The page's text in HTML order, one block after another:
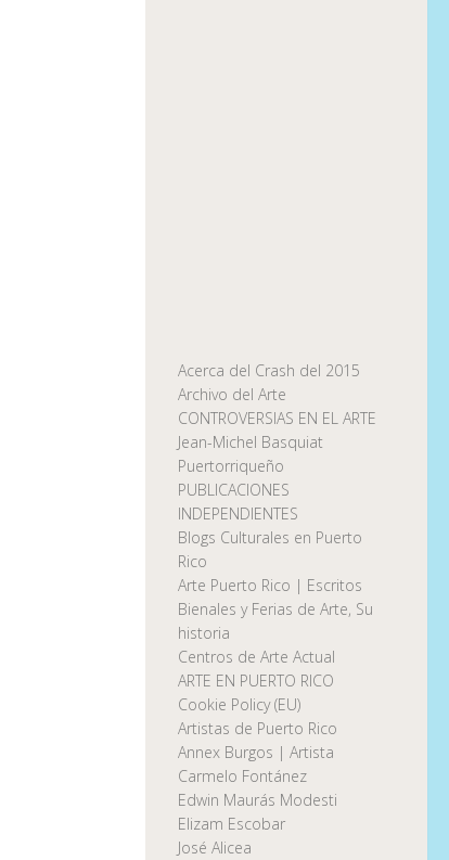
Acerca del Crash del 2015
Archivo del Arte
CONTROVERSIAS EN EL ARTE
Jean-Michel Basquiat
Puertorriqueño
PUBLICACIONES
INDEPENDIENTES
Blogs Culturales en Puerto
Rico
Arte Puerto Rico | Escritos
Bienales y Ferias de Arte, Su
historia
Centros de Arte Actual
ARTE EN PUERTO RICO
Cookie Policy (EU)
Artistas de Puerto Rico
Annex Burgos | Artista
Carmelo Fontánez
Edwin Maurás Modesti
Elizam Escobar
José Alicea